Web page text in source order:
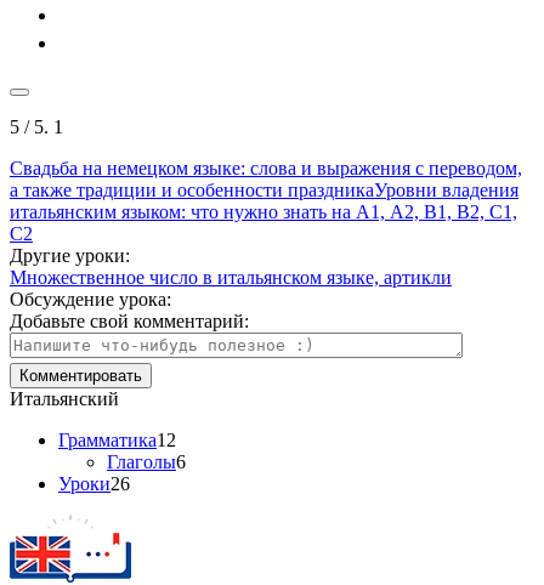
5 / 5. 1
Свадьба на немецком языке: слова и выражения с переводом,
а также традиции и особенности праздникаУровни владения
итальянским языком: что нужно знать на А1, А2, В1, В2, С1,
С2
Другие уроки:
Множественное число в итальянском языке, артикли
Обсуждение урока:
Добавьте свой комментарий:
Итальянский
Грамматика12
Глаголы6
Уроки26